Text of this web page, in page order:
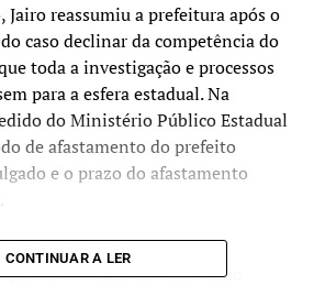
Jairo reassumiu a prefeitura após o
caso declinar da competência do
toda a investigação e processos
para a esfera estadual. Na
do Ministério Público Estadual
de afastamento do prefeito
e o prazo do afastamento
a 4ª Câmara Criminal do
o recurso do Ministério
CONTINUAR A LER